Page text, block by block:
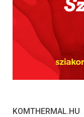
KOMTHERMAL.HU